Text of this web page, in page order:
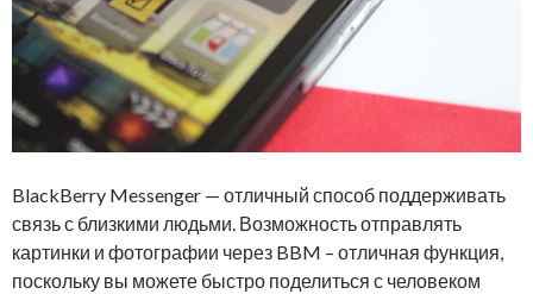
BlackBerry Messenger — отличный способ поддерживать
связь с близкими людьми. Возможность отправлять
картинки и фотографии через BBM – отличная функция,
поскольку вы можете быстро поделиться с человеком